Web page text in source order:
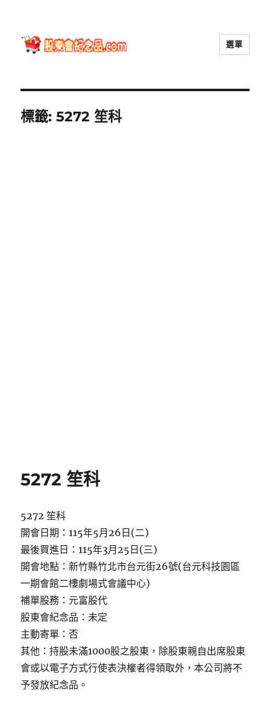
選單
標籤:5272 笙科
5272 笙科
5272 笙科
開會日期：115年5月26日(二)
最後買進日：115年3月25日(三)
開會地點：新竹縣竹北市台元街26號(台元科技園區
一期會館二樓劇場式會議中心)
補單股務：元富股代
股東會紀念品：未定
主動寄單：否
其他：持股未滿1000股之股東，除股東親自出席股東
會或以電子方式行使表決權者得領取外，本公司將不
予發放紀念品。